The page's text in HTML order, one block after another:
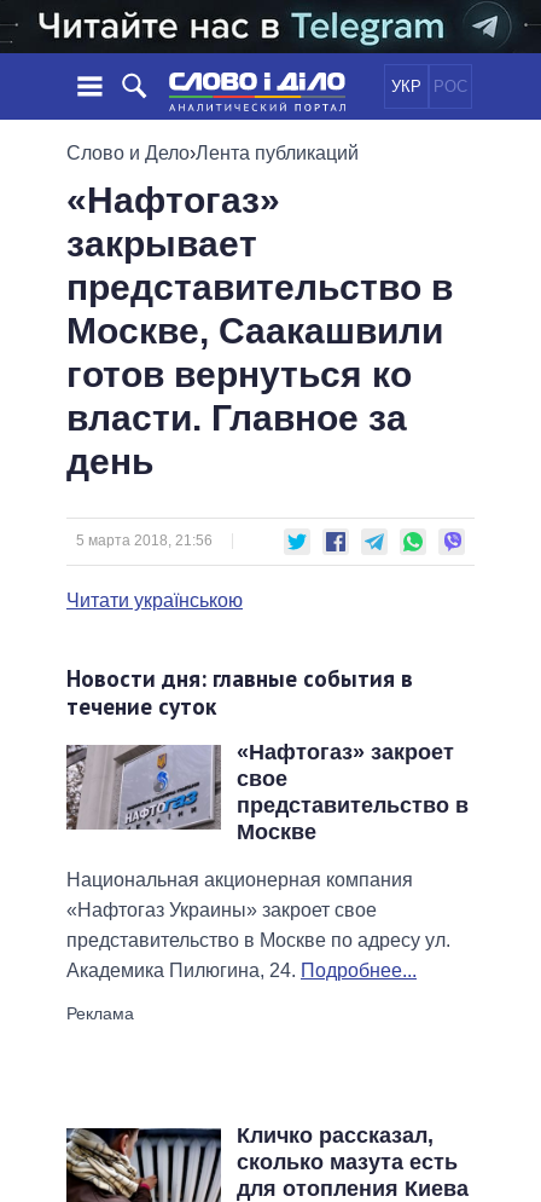
УКР РОС
НОВОСТИ
ЛЕНТА
СОБЫТИЯ
СТАТЬИ
МНЕНИЯ
ОБЗОРЫ
ДАЙДЖЕСТЫ
ОБЩЕСТВО
ОБЕЩАНИЯ
ПОЛИТИКИ
ВСЕ ПОЛИТИКИ
ПРЕЗИДЕНТ И ОФИС
ВЕРХОВНАЯ РАДА
КАБИНЕТ МИНИСТРОВ
ГЛАВЫ ОБЛАДМИНИСТРАЦИЙ
ВСЕ ПЕРСОНЫ
ВИДЕО
ПОДДЕРЖАТЬ
Слово и Дело›Лента публикаций
«Нафтогаз»
закрывает
представительство в
Москве, Саакашвили
готов вернуться ко
власти. Главное за
день
5 марта 2018, 21:56
Читати українською
Новости дня: главные события в
течение суток
«Нафтогаз» закроет
свое
представительство в
Москве
Национальная акционерная компания
«Нафтогаз Украины» закроет свое
представительство в Москве по адресу ул.
Академика Пилюгина, 24. Подробнее...
Кличко рассказал,
сколько мазута есть
для отопления Киева